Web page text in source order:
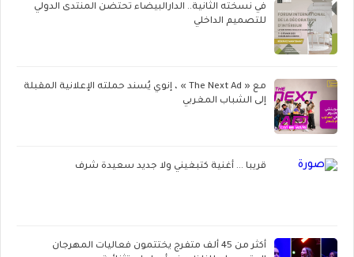
في نسخته الثانية.. الدارالبيضاء تحتضن المنتدى الدولي
للتصميم الداخلي
مع « The Next Ad » ، إنوي يُسند حملته الإعلانية المقبلة
إلى الشباب المغربي
قريبا ... أغنية كتبغيني ولا جديد سعيدة شرف
أكثر من 45 ألف متفرج يختتمون فعاليات المهرجان